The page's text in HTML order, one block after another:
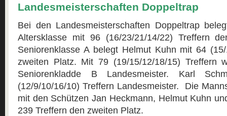
Landesmeisterschaften Doppeltrap
Bei den Landesmeisterschaften Doppeltrap
Altersklasse mit 96 (16/23/21/14/22) Treffern
Seniorenklasse A belegt Helmut Kuhn mit 64
zweiten Platz. Mit 79 (19/15/12/18/15) Treffern
Seniorenkladde B Landesmeister. Karl
(12/9/10/16/10) Treffern Landesmeister. Die
mit den Schützen Jan Heckmann, Helmut Kuhn
239 Treffern den zweiten Platz.